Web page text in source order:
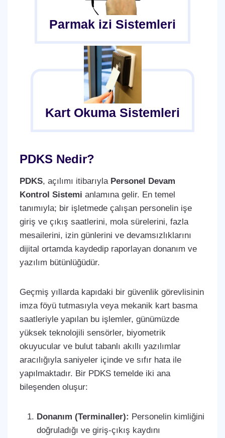
Parmak izi Sistemleri
Kart Okuma Sistemleri
PDKS Nedir?
PDKS, açılımı itibarıyla Personel Devam
Kontrol Sistemi anlamına gelir. En temel
tanımıyla; bir işletmede çalışan personelin işe
giriş ve çıkış saatlerini, mola sürelerini, fazla
mesailerini, izin günlerini ve devamsızlıklarını
dijital ortamda kaydedip raporlayan donanım ve
yazılım bütünlüğüdür.
Geçmiş yıllarda kapıdaki bir güvenlik görevlisinin
imza föyü tutmasıyla veya mekanik kart basma
saatleriyle yapılan bu işlemler, günümüzde
yüksek teknolojili sensörler, biyometrik
okuyucular ve bulut tabanlı akıllı yazılımlar
aracılığıyla saniyeler içinde ve sıfır hata ile
yapılmaktadır. Bir PDKS temelde iki ana
bileşenden oluşur:
Donanım (Terminaller): Personelin kimliğini
doğruladığı ve giriş-çıkış kaydını